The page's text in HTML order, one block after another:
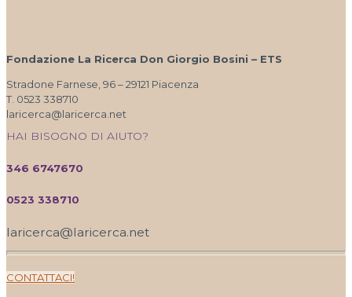
Fondazione La Ricerca Don Giorgio Bosini – ETS
Stradone Farnese, 96 – 29121 Piacenza
T. 0523 338710
laricerca@laricerca.net
HAI BISOGNO DI AIUTO?
346 6747670
0523 338710
laricerca@laricerca.net
CONTATTACI!